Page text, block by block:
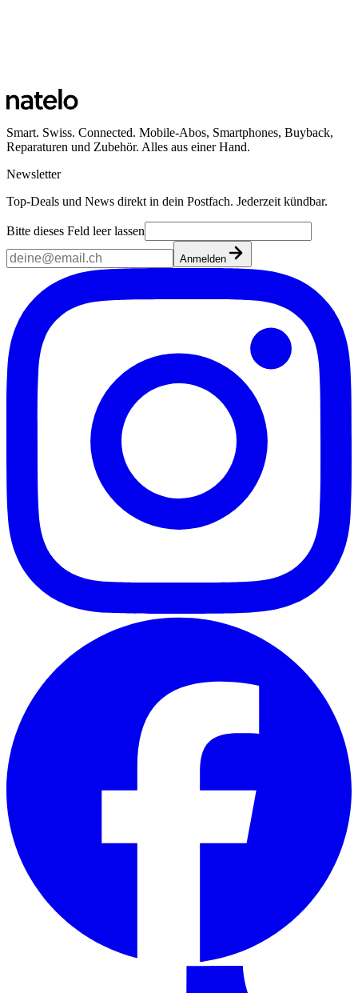
Smart. Swiss. Connected. Mobile-Abos, Smartphones, Buyback,
Reparaturen und Zubehör. Alles aus einer Hand.
Newsletter
Top-Deals und News direkt in dein Postfach. Jederzeit kündbar.
Bitte dieses Feld leer lassen
Anmelden